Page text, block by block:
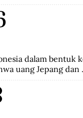
di
perayaan
dalam bentuk
uang Jepang dan